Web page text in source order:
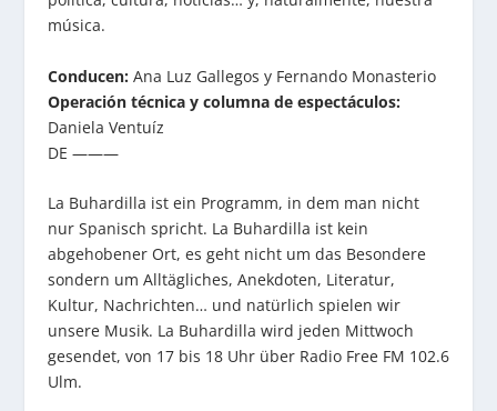
música.
Conducen: Ana Luz Gallegos y Fernando Monasterio
Operación técnica y columna de espectáculos:
Daniela Ventuíz
DE ———
La Buhardilla ist ein Programm, in dem man nicht
nur Spanisch spricht. La Buhardilla ist kein
abgehobener Ort, es geht nicht um das Besondere
sondern um Alltägliches, Anekdoten, Literatur,
Kultur, Nachrichten… und natürlich spielen wir
unsere Musik. La Buhardilla wird jeden Mittwoch
gesendet, von 17 bis 18 Uhr über Radio Free FM 102.6
Ulm.